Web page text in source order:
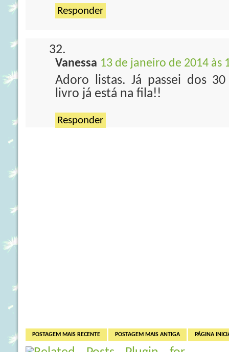
Responder
Vanessa 13 de janeiro de 2014 às
Adoro listas. Já passei dos
livro já está na fila!!
Responder
POSTAGEM MAIS RECENTE POSTAGEM MAIS ANTIGA PÁGINA